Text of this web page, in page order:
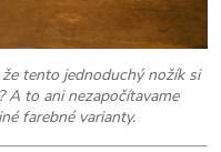
tento jednoduchý nožík si
A to ani nezapočítavame
farebné varianty.